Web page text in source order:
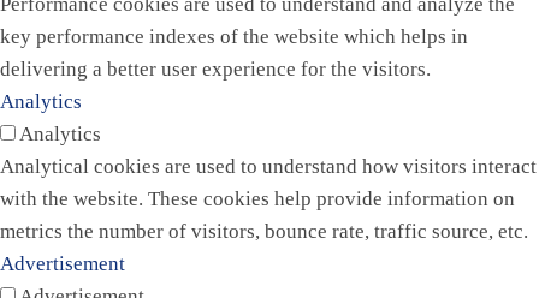
Performance cookies are used to understand and analyze the
key performance indexes of the website which helps in
delivering a better user experience for the visitors.
Analytics
Analytics
Analytical cookies are used to understand how visitors interact
with the website. These cookies help provide information on
metrics the number of visitors, bounce rate, traffic source, etc.
Advertisement